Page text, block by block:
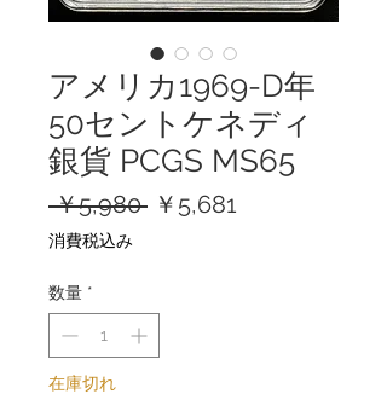
アメリカ1969-D年
50セントケネディ
銀貨 PCGS MS65
￥5,980 通￥5,681
消費税込み
数量 *
在庫切れ